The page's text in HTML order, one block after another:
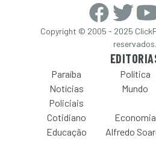
Copyright © 2005 - 2025
reservados.
Paraíba Política
Notícias
Policiais
Mundo
Cotidiano Economia
Educação
Alfredo